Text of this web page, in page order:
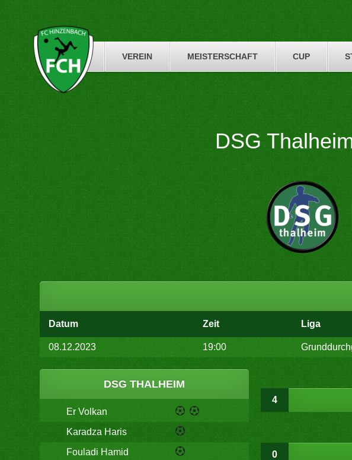
VEREIN MEISTERSCHAFT CUP
DSG
Datum Zeit Liga
08.12.2023 19:00
DSG THALHEIM
Er Volkan
Karadza Haris
Fouladi Hamid
4
0